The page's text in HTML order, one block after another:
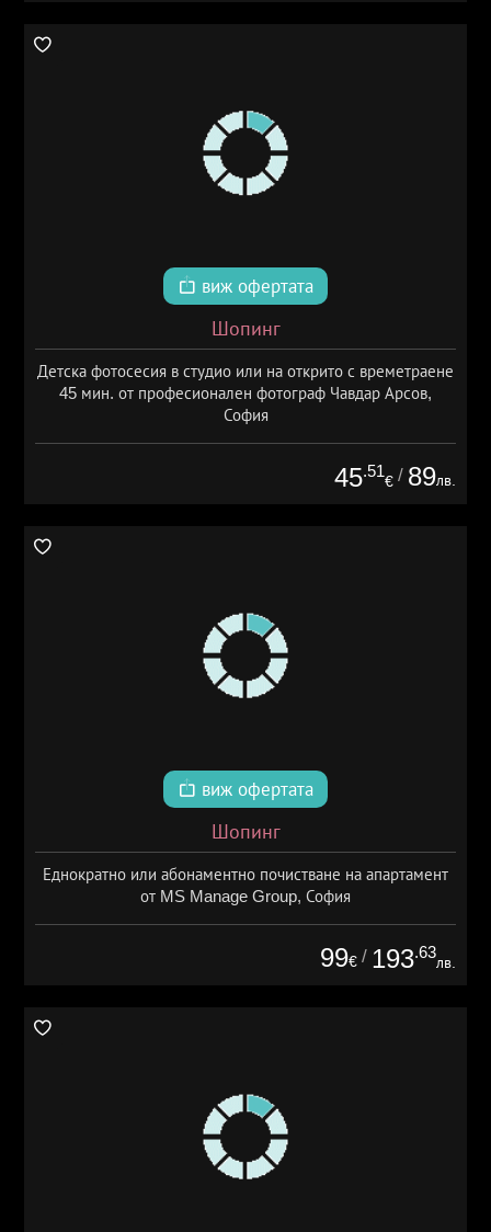
виж офертата
Шопинг
Детска фотосесия в студио или на открито с времетраене
45 мин. от професионален фотограф Чавдар Арсов,
София
45.51
€ / 89лв.
виж офертата
Шопинг
Еднократно или абонаментно почистване на апартамент
от MS Manage Group, София
99€ / 193.63
лв.